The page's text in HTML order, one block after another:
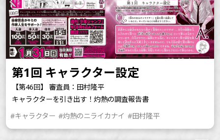
第1回 キャラクター設定
【第46回】 審査員：田村隆平
キャラクターを引き出す！灼熱の調査報告書
#キャラクター #灼熱のニライカナイ #田村隆平